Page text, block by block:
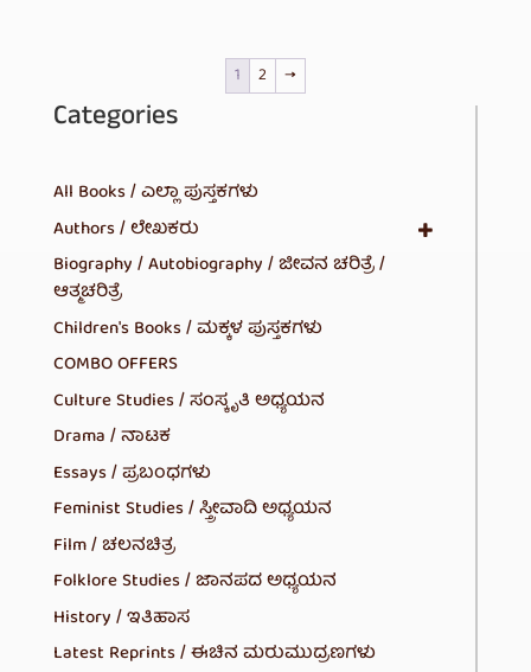
Categories
All Books / ಎಲ್ಲಾ ಪುಸ್ತಕಗಳು
Authors / ಲೇಖಕರು
Biography / Autobiography / ಜೀವನ ಚರಿತ್ರೆ /
ಆತ್ಮಚರಿತ್ರೆ
Children's Books / ಮಕ್ಕಳ ಪುಸ್ತಕಗಳು
COMBO OFFERS
Culture Studies / ಸಂಸ್ಕೃತಿ ಅಧ್ಯಯನ
Drama / ನಾಟಕ
Essays / ಪ್ರಬಂಧಗಳು
Feminist Studies / ಸ್ತ್ರೀವಾದಿ ಅಧ್ಯಯನ
Film / ಚಲನಚಿತ್ರ
Folklore Studies / ಜಾನಪದ ಅಧ್ಯಯನ
History / ಇತಿಹಾಸ
Latest Reprints / ಈಚಿನ ಮರುಮುದ್ರಣಗಳು
1 2 →